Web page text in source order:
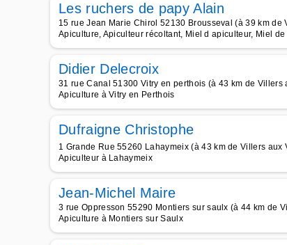
Les ruchers de papy Alain
15 rue Jean Marie Chirol 52130 Brousseval (à 39 km de
Apiculture, Apiculteur récoltant, Miel d apiculteur, Miel
Didier Delecroix
31 rue Canal 51300 Vitry en perthois (à 43 km de Villers
Apiculture à Vitry en Perthois
Dufraigne Christophe
1 Grande Rue 55260 Lahaymeix (à 43 km de Villers aux
Apiculteur à Lahaymeix
Jean-Michel Maire
3 rue Oppresson 55290 Montiers sur saulx (à 44 km de
Apiculture à Montiers sur Saulx